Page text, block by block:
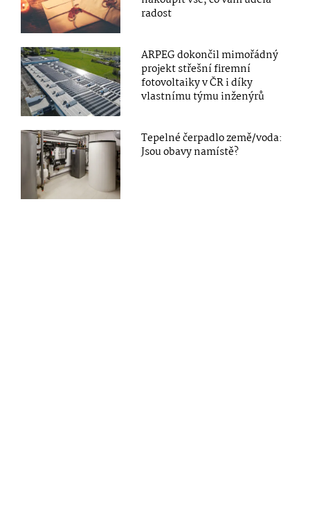
radost
ARPEG dokončil mimořádný
projekt střešní firemní
fotovoltaiky v ČR i díky
vlastnímu týmu inženýrů
Tepelné čerpadlo země/voda:
Jsou obavy namístě?